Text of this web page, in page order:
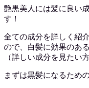
艶黒美人には髪に良い
す！
全ての成分を詳しく紹
ので、白髪に効果のあ
（詳しい成分を見たい
まずは黒髪になるため